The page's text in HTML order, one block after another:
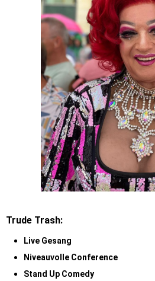
Trude Trash:
Live Gesang
Niveauvolle Conference
Stand Up Comedy